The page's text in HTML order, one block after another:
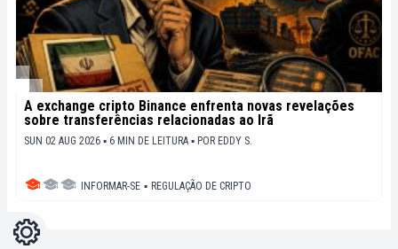
A exchange cripto Binance enfrenta novas revelações
sobre transferências relacionadas ao Irã
SUN 02 AUG 2026 ▪ 6 MIN DE LEITURA ▪ POR EDDY S.
INFORMAR-SE ▪ REGULAÇÃO DE CRIPTO
Configurações